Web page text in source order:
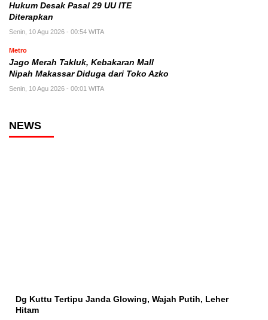
Hukum Desak Pasal 29 UU ITE
Diterapkan
Senin, 10 Agu 2026 - 00:54 WITA
Metro
Jago Merah Takluk, Kebakaran Mall
Nipah Makassar Diduga dari Toko Azko
Senin, 10 Agu 2026 - 00:01 WITA
NEWS
Dg Kuttu Tertipu Janda Glowing, Wajah Putih, Leher
Hitam